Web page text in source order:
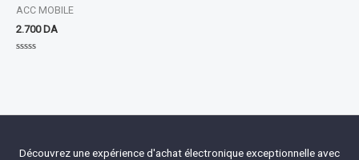
ACC MOBILE
2.700DA
Découvrez une expérience d'achat électronique exceptionnelle avec